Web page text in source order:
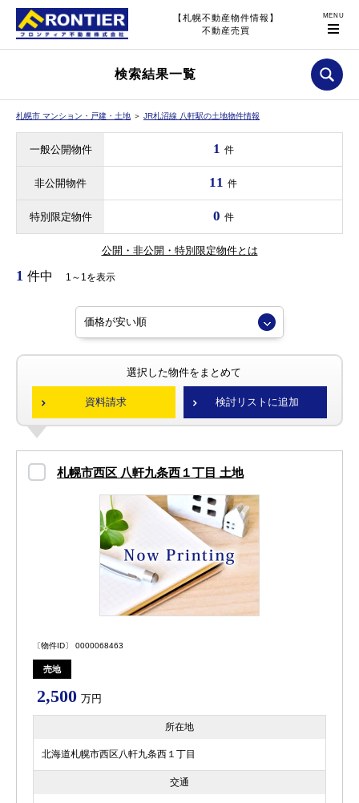
【札幌不動産物件情報】
不動産売買
検索結果一覧
札幌市 マンション・戸建・土地 ＞ JR札沼線 八軒駅の土地物件情報
一般公開物件 1 件
非公開物件 11 件
特別限定物件 0 件
公開・非公開・特別限定物件とは
1 件中 1～1を表示
選択した物件をまとめて
資料請求 検討リストに追加
札幌市西区 八軒九条西１丁目 土地
〔物件ID〕 0000068463
売地
2,500 万円
所在地
北海道札幌市西区八軒九条西１丁目
交通